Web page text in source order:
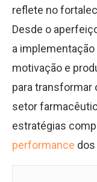
reflete no
Desde o
a
motivação e
para transformar
setor
estratégias
performance